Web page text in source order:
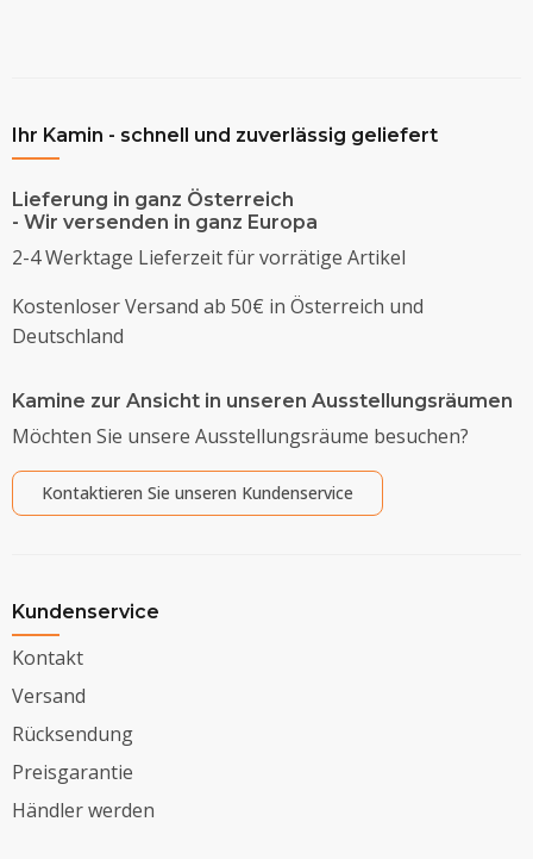
Ihr Kamin - schnell und zuverlässig geliefert
Lieferung in ganz Österreich
- Wir versenden in ganz Europa
2-4 Werktage Lieferzeit für vorrätige Artikel
Kostenloser Versand ab 50€ in Österreich und
Deutschland
Kamine zur Ansicht in unseren Ausstellungsräumen
Möchten Sie unsere Ausstellungsräume besuchen?
Kontaktieren Sie unseren Kundenservice
Kundenservice
Kontakt
Versand
Rücksendung
Preisgarantie
Händler werden